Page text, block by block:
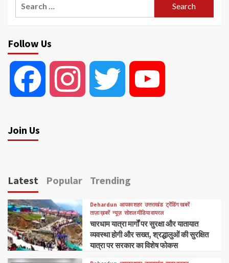
Follow Us
Facebook Instagram Twitter
Join Us
Latest Popular Trending
Dehardun आपका शहर उत्तराखंड ट्रेंडिंग खबरें
ताज़ा ख़बरें न्यूज़ सोशल मीडिया वायरल
चारधाम यात्रा मार्गों पर सुरक्षा और यातायात
व्यवस्था होगी और सख्त, श्रद्धालुओं की सुरक्षित
यात्रा पर सरकार का विशेष फोकस